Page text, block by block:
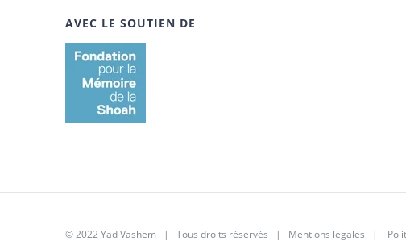
AVEC LE SOUTIEN DE
© 2022 Yad Vashem | Tous droits réservés | Mentions légales |